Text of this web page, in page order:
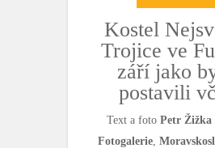
Kostel
Trojice ve
září jako
postavili
Text a foto Petr Žižka
Fotogalerie,